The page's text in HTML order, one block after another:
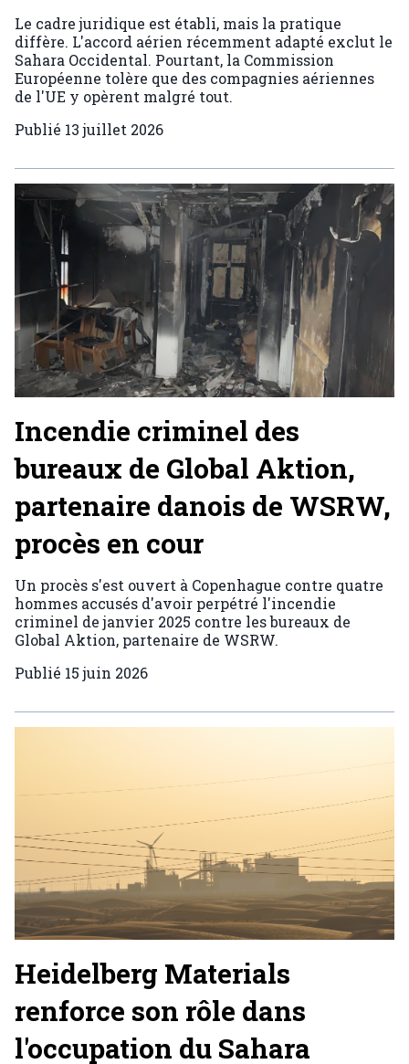
Le cadre juridique est établi, mais la pratique
diffère. L'accord aérien récemment adapté exclut le
Sahara Occidental. Pourtant, la Commission
Européenne tolère que des compagnies aériennes
de l'UE y opèrent malgré tout.
Publié 13 juillet 2026
Incendie criminel des
bureaux de Global Aktion,
partenaire danois de WSRW,
procès en cour
Un procès s'est ouvert à Copenhague contre quatre
hommes accusés d'avoir perpétré l'incendie
criminel de janvier 2025 contre les bureaux de
Global Aktion, partenaire de WSRW.
Publié 15 juin 2026
Heidelberg Materials
renforce son rôle dans
l'occupation du Sahara